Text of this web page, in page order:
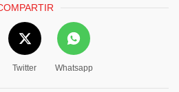
Twitter Whatsapp